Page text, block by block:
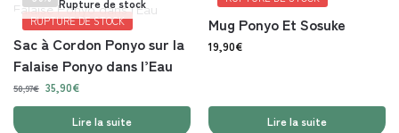
RUPTURE DE STOCK
Rupture de stock
Sac à Cordon Ponyo sur la
Falaise Ponyo dans l’Eau
50,97€ 35,90€
Lire la suite
Mug Ponyo Et Sosuke
19,90€
Lire la suite